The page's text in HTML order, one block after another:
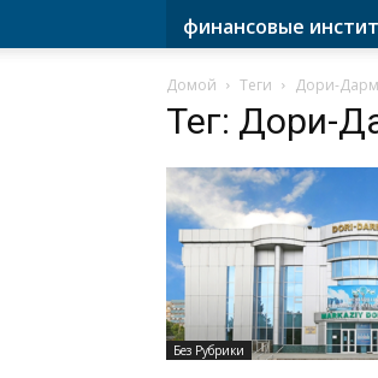
финансовые
Домой Теги Дори-
Тег: Дори-
Без Рубрики